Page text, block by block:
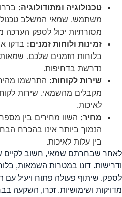
טכנולוגיה ומתודולוגיה:בררו
משתמש. שמאי המשלב
מסורתיות יכול לספק הערכה
זמינות ולוחות זמנים:בדקו את
בלוחות הזמנים שלכם.
נדרשת בדחיפות.
שירות לקוחות:התרשמו
מקבלים מהשמאי. שירות
לאיכות.
מחיר:השוו מחירים בין
הנמוך ביותר אינו בהכרח
בין עלות לאיכות.
שבחרתם שמאי, חשוב לקיים
דונו במטרות השמאות,
שיתוף פעולה פתוח ויעיל עם
ושימושיות. זכרו, השקעה